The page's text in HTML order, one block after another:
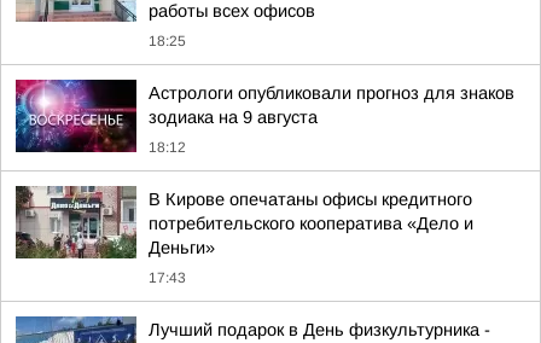
работы всех офисов
18:25
Астрологи опубликовали прогноз для знаков
зодиака на 9 августа
18:12
В Кирове опечатаны офисы кредитного
потребительского кооператива «Дело и
Деньги»
17:43
Лучший подарок в День физкультурника -